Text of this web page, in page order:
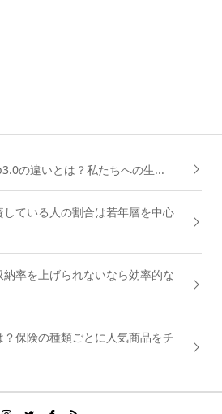
の違いとは？私たちへの生...
ている人の割合は若年層を中心
率を上げられないなら効率的な
保険の種類ごとに人気商品をチ